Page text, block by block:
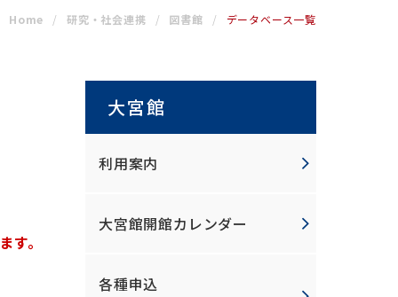
Home 研究・社会連携 図書館 データベース一覧
大宮館
利用案内
大宮館開館カレンダー
各種申込
。